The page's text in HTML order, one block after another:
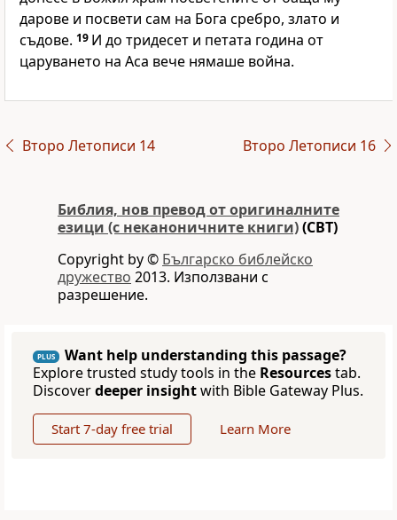
дарове и посвети сам на Бога сребро, злато и
съдове. 19 И до тридесет и петата година от
царуването на Аса вече нямаше война.
Второ Летописи 14 Второ Летописи 16
Библия, нов превод от оригиналните
езици (с неканоничните книги)(CBT)
Copyright by © Българско библейско
дружество 2013. Използвани с
разрешение.
PLUS
Want help understanding this passage?
Explore trusted study tools in the Resourcestab.
Discoverdeeper insightwith Bible Gateway Plus.
Start 7-day free trial Learn More